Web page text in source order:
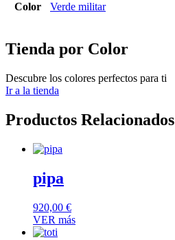
Color Verde militar
Tienda por Color
Descubre los colores perfectos para ti
Ir a la tienda
Productos Relacionados
pipa
920,00 €
VER más